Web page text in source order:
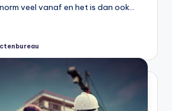
veel vanaf en het is dan ook…